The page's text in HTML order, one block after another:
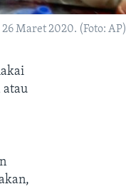
Maret 2020. (Foto: AP)
atau